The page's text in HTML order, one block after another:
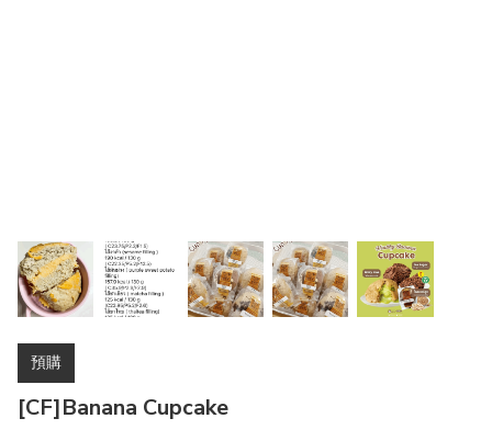
預購
[CF]Banana Cupcake